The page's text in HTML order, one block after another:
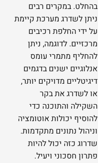
בהחלט. במקרים רבים
ניתן לשדרג מערכת קיימת
על ידי החלפת רכיבים
מרכזיים. לדוגמה, ניתן
להחליף מתמרי עומס
אנלוגיים ישנים בדגמים
דיגיטליים מדויקים יותר,
או לשדרג את בקר
השקילה והתוכנה כדי
להוסיף יכולות אוטומציה
וניהול נתונים מתקדמות.
שדרוג כזה יכול להיות
פתרון חסכוני ויעיל.